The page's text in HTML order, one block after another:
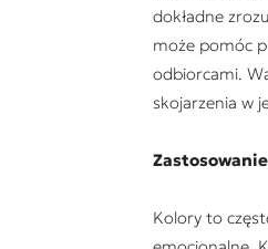
dokładne
może pomóc
odbiorcami.
skojarzenia w
Kolory to